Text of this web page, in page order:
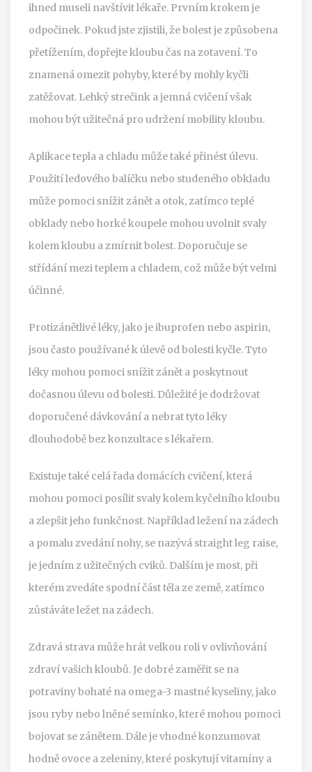
ihned museli navštívit lékaře. Prvním krokem je
odpočinek. Pokud jste zjistili, že bolest je způsobena
přetížením, dopřejte kloubu čas na zotavení. To
znamená omezit pohyby, které by mohly kyčli
zatěžovat. Lehký strečink a jemná cvičení však
mohou být užitečná pro udržení mobility kloubu.
Aplikace tepla a chladu může také přinést úlevu.
Použití ledového balíčku nebo studeného obkladu
může pomoci snížit zánět a otok, zatímco teplé
obklady nebo horké koupele mohou uvolnit svaly
kolem kloubu a zmírnit bolest. Doporučuje se
střídání mezi teplem a chladem, což může být velmi
účinné.
Protizánětlivé léky, jako je ibuprofen nebo aspirin,
jsou často používané k úlevě od bolesti kyčle. Tyto
léky mohou pomoci snížit zánět a poskytnout
dočasnou úlevu od bolesti. Důležité je dodržovat
doporučené dávkování a nebrat tyto léky
dlouhodobě bez konzultace s lékařem.
Existuje také celá řada domácích cvičení, která
mohou pomoci posílit svaly kolem kyčelního kloubu
a zlepšit jeho funkčnost. Například ležení na zádech
a pomalu zvedání nohy, se nazývá straight leg raise,
je jedním z užitečných cviků. Dalším je most, při
kterém zvedáte spodní část těla ze země, zatímco
zůstáváte ležet na zádech.
Zdravá strava může hrát velkou roli v ovlivňování
zdraví vašich kloubů. Je dobré zaměřit se na
potraviny bohaté na omega-3 mastné kyseliny, jako
jsou ryby nebo lněné semínko, které mohou pomoci
bojovat se zánětem. Dále je vhodné konzumovat
hodně ovoce a zeleniny, které poskytují vitamíny a